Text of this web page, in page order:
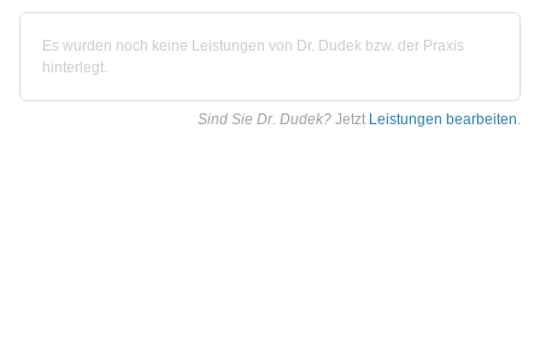
Es wurden noch keine Leistungen von Dr. Dudek bzw. der Praxis
hinterlegt.
Sind Sie Dr. Dudek? Jetzt Leistungen bearbeiten.